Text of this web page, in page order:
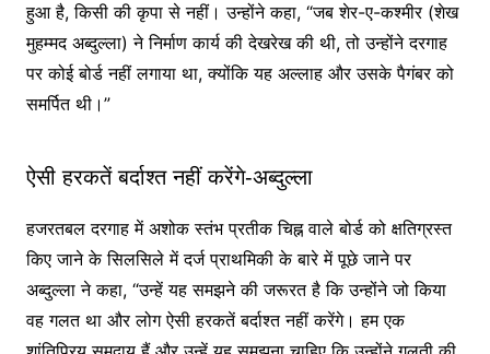
हुआ है, किसी की कृपा से नहीं। उन्होंने कहा, “जब शेर-ए-कश्मीर (शेख
मुहम्मद अब्दुल्ला) ने निर्माण कार्य की देखरेख की थी, तो उन्होंने दरगाह
पर कोई बोर्ड नहीं लगाया था, क्योंकि यह अल्लाह और उसके पैगंबर को
समर्पित थी।”
ऐसी हरकतें बर्दाश्त नहीं करेंगे-अब्दुल्ला
हजरतबल दरगाह में अशोक स्तंभ प्रतीक चिह्न वाले बोर्ड को क्षतिग्रस्त
किए जाने के सिलसिले में दर्ज प्राथमिकी के बारे में पूछे जाने पर
अब्दुल्ला ने कहा, “उन्हें यह समझने की जरूरत है कि उन्होंने जो किया
वह गलत था और लोग ऐसी हरकतें बर्दाश्त नहीं करेंगे। हम एक